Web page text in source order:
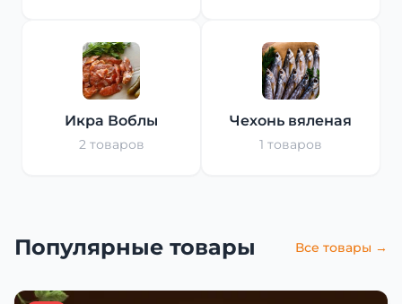
Икра Воблы
2 товаров
Чехонь вяленая
1 товаров
Популярные товары Все товары →